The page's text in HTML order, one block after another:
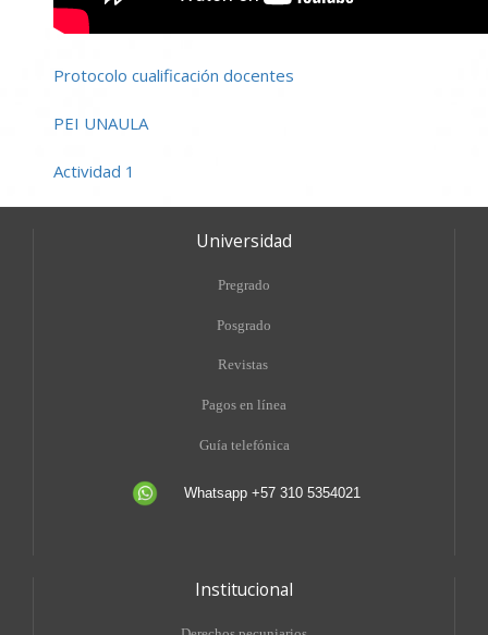
Protocolo cualificación docentes
PEI UNAULA
Actividad 1
Universidad
Pregrado
Posgrado
Revistas
Pagos en línea
Guía telefónica
Whatsapp +57 310 5354021
Institucional